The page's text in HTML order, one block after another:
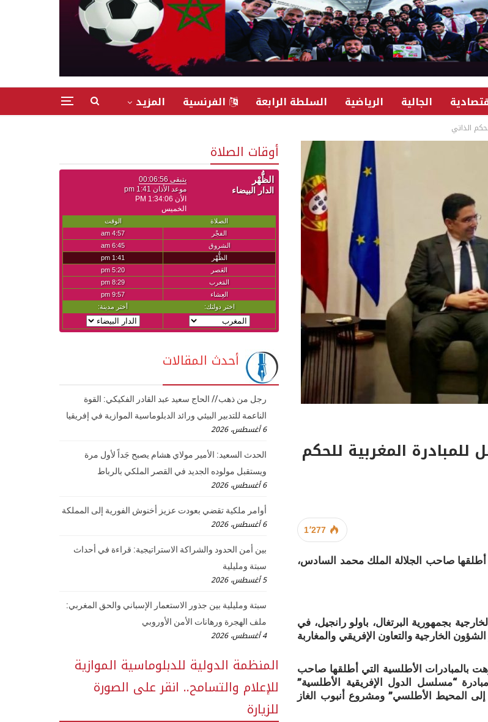
الجالية الرياضية السلطة الرابعة الفرنسية المزيد
الذاتي
المغربية للحكم
1٬277
أطلقها صاحب الجلالة الملك محمد السادس،
بجمهورية البرتغال، باولو رانجيل، في
الخارجية والتعاون الإفريقي والمغاربة
بالمبادرات الأطلسية التي أطلقها صاحب
“مسلسل الدول الإفريقية الأطلسية”
إلى المحيط الأطلسي” ومشروع أنبوب الغاز
أوقات الصلاة
أحدث المقالات
رجل من ذهب // الحاج سعيد عبد القادر الفكيكي: القوة
الناعمة للتدبير البيئي ورائد الدبلوماسية الموازية في إفريقيا
6 أغسطس، 2026
الحدث السعيد: الأمير مولاي هشام يصبح جَداً لأول مرة
ويستقبل مولوده الجديد في القصر الملكي بالرباط
6 أغسطس، 2026
أوامر ملكية تقضي بعودت عزيز أخنوش الفورية إلى المملكة
6 أغسطس، 2026
بين أمن الحدود والشراكة الاستراتيجية: قراءة في أحداث
سبتة ومليلية
5 أغسطس، 2026
سبتة ومليلية بين جذور الاستعمار الإسباني والحق المغربي:
ملف الهجرة ورهانات الأمن الأوروبي
4 أغسطس، 2026
المنظمة الدولية للدبلوماسية الموازية
للإعلام والتسامح.. انقر على الصورة
للزيارة